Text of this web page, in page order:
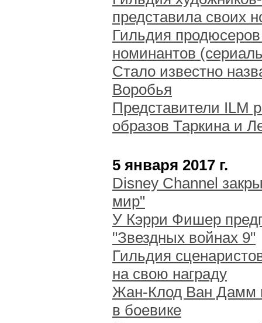
представила своих
Гильдия
номинантов
Стало известно
Воробья
Представители ILM
образов Таркина и
5 января 2017 г.
Disney Channel
мир"
У Кэрри Фишер
"Звездных войнах 9"
Гильдия
на свою награду
Жан-Клод Ван Дамм
в боевике